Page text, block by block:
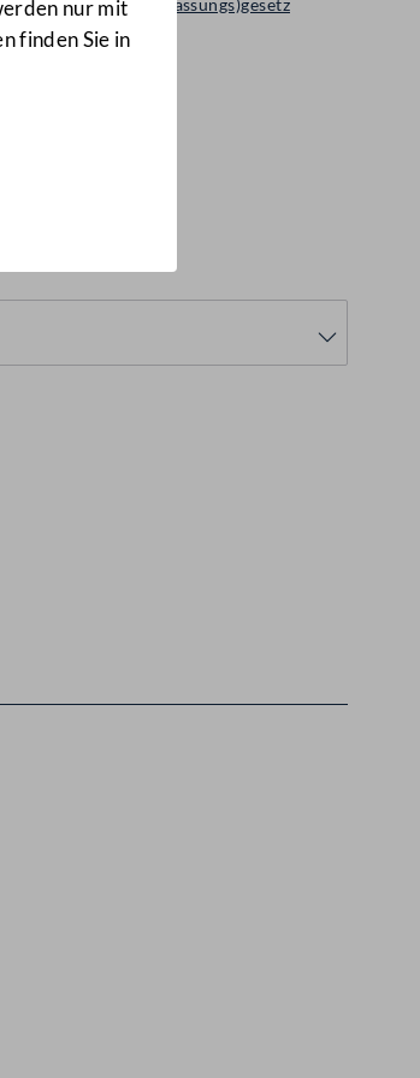
nur mit
finden Sie in
Bundes(verfassungs)gesetz